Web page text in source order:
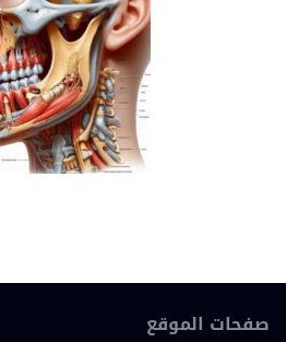
صفحات الموقع